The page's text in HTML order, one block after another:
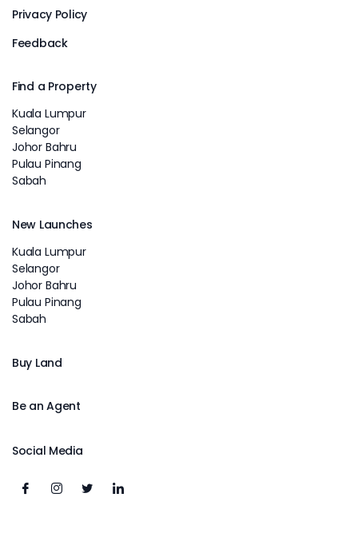
Privacy Policy
Feedback
Find a Property
Kuala Lumpur
Selangor
Johor Bahru
Pulau Pinang
Sabah
New Launches
Kuala Lumpur
Selangor
Johor Bahru
Pulau Pinang
Sabah
Buy Land
Be an Agent
Social Media